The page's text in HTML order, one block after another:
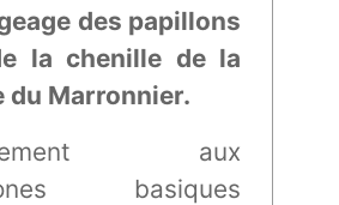
des papillons
la chenille de la
du Marronnier.
aux
basiques